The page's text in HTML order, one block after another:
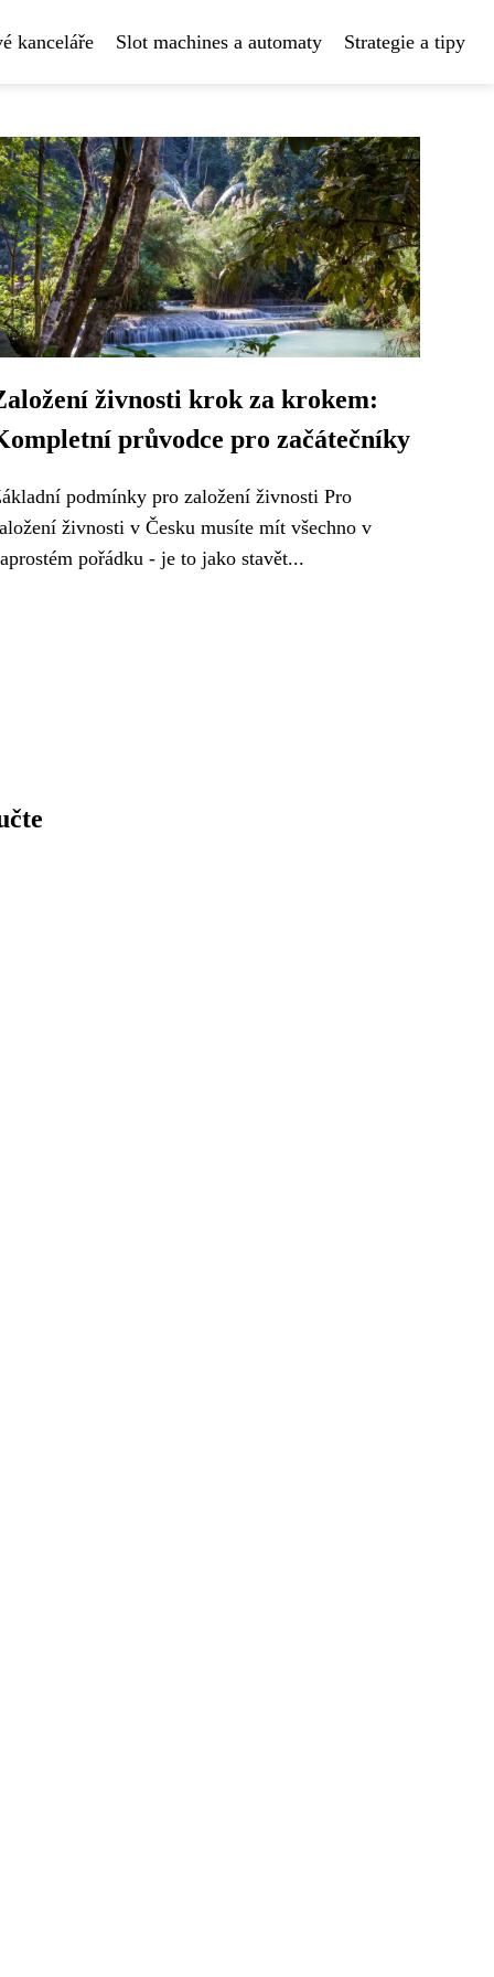
kanceláře Slot machines a automaty Strategie a tipy
živnosti krok za krokem:
průvodce pro začátečníky
podmínky pro založení živnosti Pro
živnosti v Česku musíte mít všechno v
pořádku - je to jako stavět...